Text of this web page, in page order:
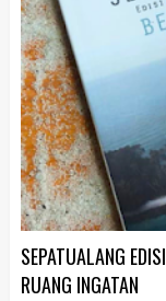
SEPATUALANG
RUANG INGATAN